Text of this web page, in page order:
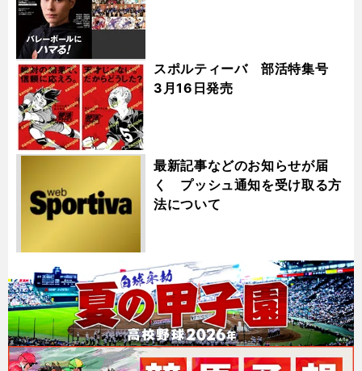
スポルティーバ 部活特集号
3月16日発売
最新記事などのお知らせが届
く プッシュ通知を受け取る方
法について